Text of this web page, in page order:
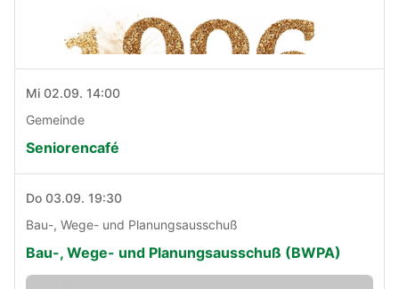
Mi 02.09. 14:00
Gemeinde
Seniorencafé
Do 03.09. 19:30
Bau-, Wege- und Planungsausschuß
Bau-, Wege- und Planungsausschuß (BWPA)